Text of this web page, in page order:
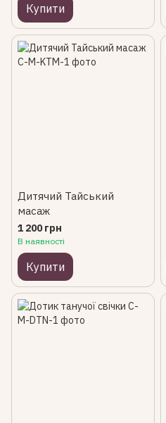
Купити
Дитячий Тайський
масаж
1 200 грн
В наявності
Купити